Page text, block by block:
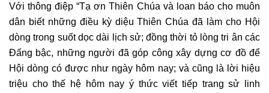
Với thông điệp “Tạ ơn Thiên Chúa và loan báo cho muôn
dân biết những điều kỳ diệu Thiên Chúa đã làm cho Hội
dòng trong suốt dọc dài lịch sử; đồng thời tỏ lòng tri ân các
Đấng bậc, những người đã góp công xây dựng cơ đồ để
Hội dòng có được như ngày hôm nay; và cũng là lời hiệu
triệu cho thế hệ hôm nay ý thức viết tiếp trang sử linh